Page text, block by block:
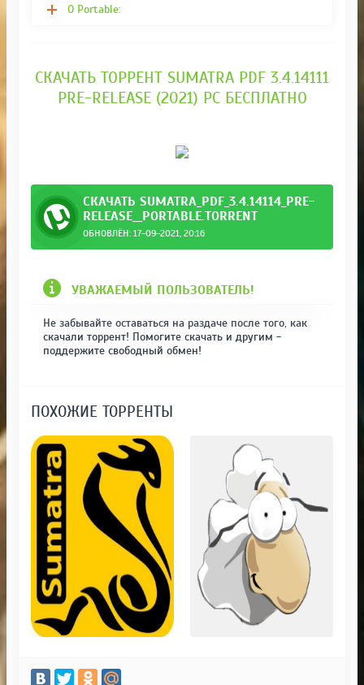
О Portable:
СКАЧАТЬ ТОРРЕНТ SUMATRA PDF 3.4.14111
PRE-RELEASE (2021) PC БЕСПЛАТНО
СКАЧАТЬ SUMATRA_PDF_3.4.14114_PRE-
RELEASE__PORTABLE.TORRENT
ОБНОВЛЁН: 17-09-2021, 20:16
УВАЖАЕМЫЙ ПОЛЬЗОВАТЕЛЬ!
Не забывайте оставаться на раздаче после того, как
скачали торрент! Помогите скачать и другим -
поддержите свободный обмен!
ПОХОЖИЕ ТОРРЕНТЫ